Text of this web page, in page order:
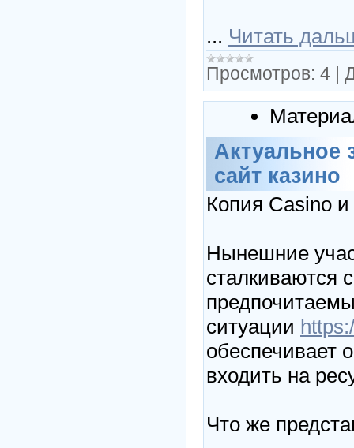
... Читать
Просмотров: 4 |
Актуальное
сайт казино
Копия Casino
Нынешние
сталкиваются
ситуации
обеспечивает
входить на
Что же